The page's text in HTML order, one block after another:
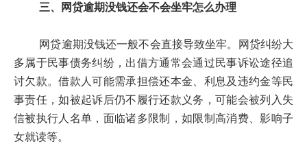
三、网贷逾期没钱还会不会坐牢怎么办理
网贷逾期没钱还一般不会直接导致坐牢。网贷纠纷大
多属于民事债务纠纷，出借方通常会通过民事诉讼途径追
讨欠款。借款人可能需承担偿还本金、利息及违约金等民
事责任，如被起诉后仍不履行还款义务，可能会被列入失
信被执行人名单，面临诸多限制，如限制高消费、影响子
女就读等。